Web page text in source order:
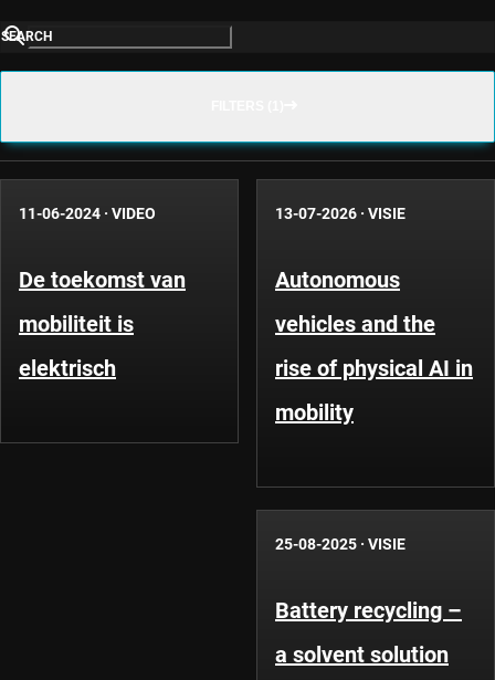
SEARCH
11-06-2024 · VIDEO
De toekomst van
mobiliteit is
elektrisch
13-07-2026 · VISIE
Autonomous
vehicles and the
rise of physical AI in
mobility
25-08-2025 · VISIE
Battery recycling –
a solvent solution